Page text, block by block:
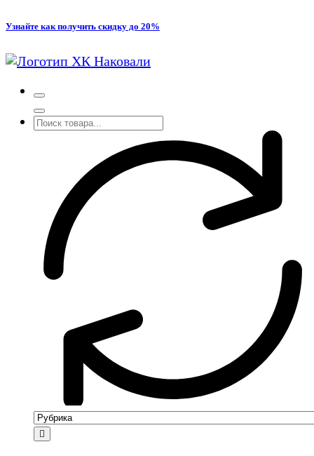
Перейти
содержимому
Узнайте как получить скидку до 20%